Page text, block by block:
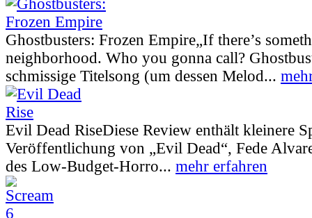
Ghostbusters: Frozen Empire„If there’s
neighborhood. Who you gonna call?
schmissige Titelsong (um dessen Melod...
Evil Dead RiseDiese Review enthält kleinere
Veröffentlichung von „Evil Dead“, Fede
des Low-Budget-Horro... mehr erfahren